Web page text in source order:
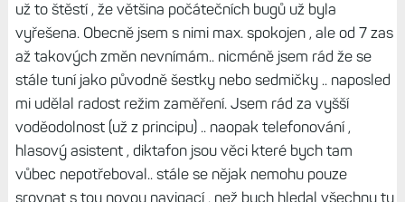
Život s Garminem, 11. září 2025, 06:59
No, já mám doma tři dcery, tak to řeším :-) I
hodinky na test jako Venu kupuju v
ženských barvách.
Odpovědět
Radek, 10. září 2025, 15:35